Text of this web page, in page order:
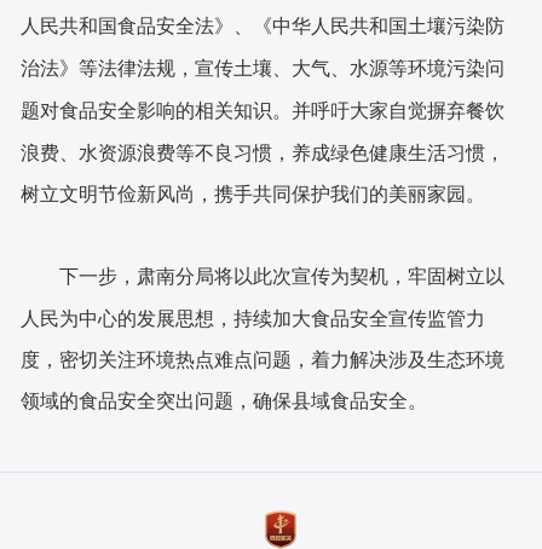
人民共和国食品安全法》、《中华人民共和国土壤污染防
治法》等法律法规，宣传土壤、大气、水源等环境污染问
题对食品安全影响的相关知识。并呼吁大家自觉摒弃餐饮
浪费、水资源浪费等不良习惯，养成绿色健康生活习惯，
树立文明节俭新风尚，携手共同保护我们的美丽家园。
下一步， 肃南分局将以此次宣传为契机，牢固树立以
人民为中心的发展思想，持续加大食品安全宣传监管力
度，密切关注环境热点难点问题，着力解决涉及生态环境
领域的食品安全突出问题，确保县域食品安全。